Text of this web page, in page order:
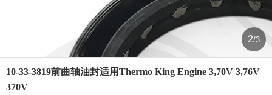
2/3
10-33-3819前曲轴油封适用Thermo King Engine 3,70V 3,76V
370V